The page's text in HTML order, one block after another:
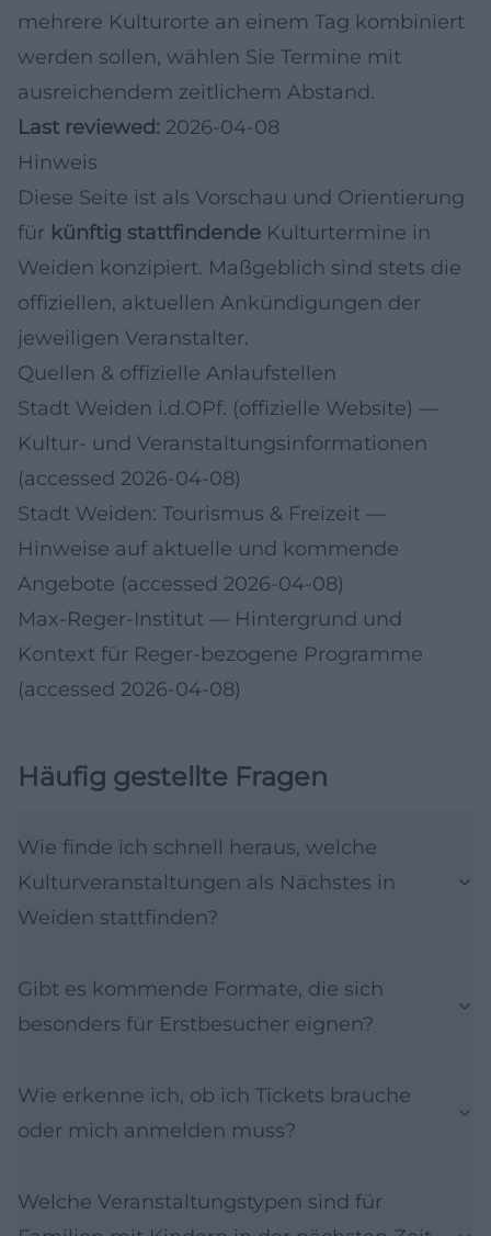
mehrere Kulturorte an einem Tag kombiniert
werden sollen, wählen Sie Termine mit
ausreichendem zeitlichem Abstand.
Last reviewed: 2026-04-08
Hinweis
Diese Seite ist als Vorschau und Orientierung
für künftig stattfindende Kulturtermine in
Weiden konzipiert. Maßgeblich sind stets die
offiziellen, aktuellen Ankündigungen der
jeweiligen Veranstalter.
Quellen & offizielle Anlaufstellen
Stadt Weiden i.d.OPf. (offizielle Website) —
Kultur- und Veranstaltungsinformationen
(accessed 2026-04-08)
Stadt Weiden: Tourismus & Freizeit —
Hinweise auf aktuelle und kommende
Angebote (accessed 2026-04-08)
Max-Reger-Institut — Hintergrund und
Kontext für Reger-bezogene Programme
(accessed 2026-04-08)
Häufig gestellte Fragen
Wie finde ich schnell heraus, welche
Kulturveranstaltungen als Nächstes in
Weiden stattfinden?
Gibt es kommende Formate, die sich
besonders für Erstbesucher eignen?
Wie erkenne ich, ob ich Tickets brauche
oder mich anmelden muss?
Welche Veranstaltungstypen sind für